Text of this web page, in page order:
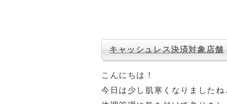
キャッシュレス決済対象店舗
こんにちは！
今日は少し肌寒くなりました